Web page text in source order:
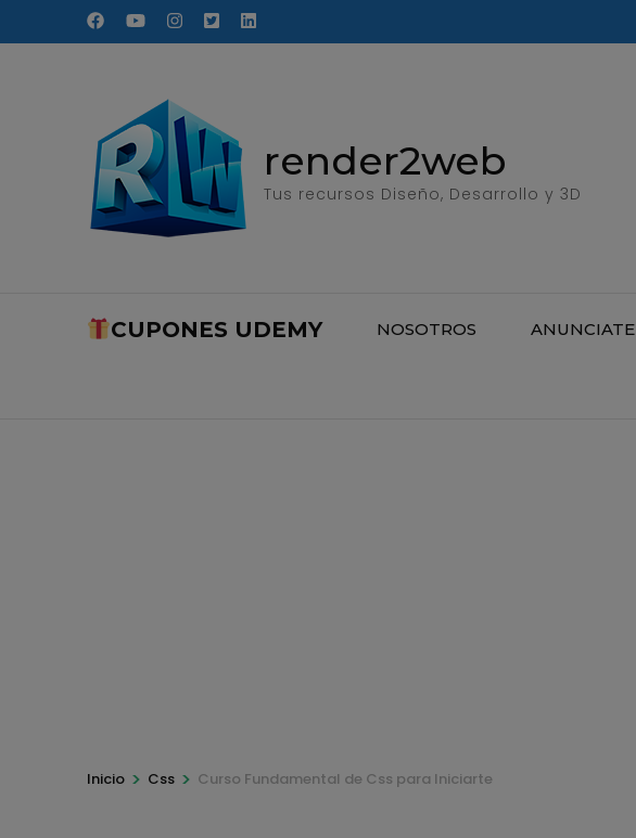
al
render2web
Tus recursos Diseño, Desarrollo y 3D
CUPONES UDEMY NOSOTROS ANUNCIATE
Inicio > Css > Curso Fundamental de Css para Iniciarte